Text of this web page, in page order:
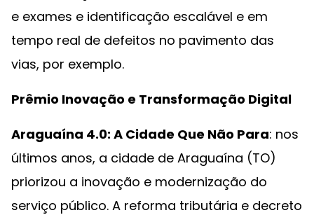
e exames e identificação escalável e em
tempo real de defeitos no pavimento das
vias, por exemplo.
Prêmio Inovação e Transformação Digital
Araguaína 4.0: A Cidade Que Não Para: nos
últimos anos, a cidade de Araguaína (TO)
priorizou a inovação e modernização do
serviço público. A reforma tributária e decreto